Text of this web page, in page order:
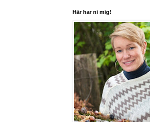
Här har ni mig!